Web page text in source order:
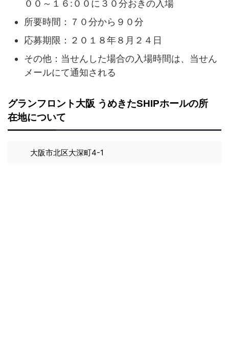
００～１６:００に３０分おきの入場
所要時間：７０分から９０分
応募期限：２０１８年８月２４日
その他：当せんした場合の入場時間は、当せん
メールにて通知される
グランフロント大阪 うめきたSHIPホールの所
在地について
大阪市北区大深町4-1